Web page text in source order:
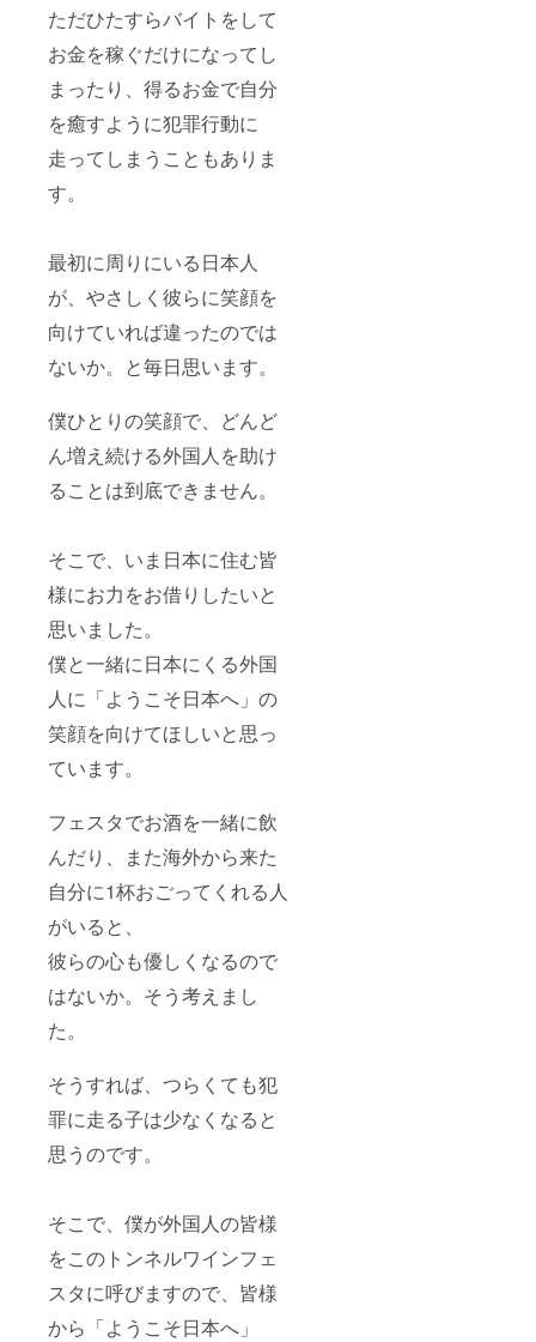
ただひたすらバイトをして
お金を稼ぐだけになってし
まったり、得るお金で自分
を癒すように犯罪行動に
走ってしまうこともありま
す。
最初に周りにいる日本人
が、やさしく彼らに笑顔を
向けていれば違ったのでは
ないか。と毎日思います。
僕ひとりの笑顔で、どんど
ん増え続ける外国人を助け
ることは到底できません。
そこで、いま日本に住む皆
様にお力をお借りしたいと
思いました。
僕と一緒に日本にくる外国
人に「ようこそ日本へ」の
笑顔を向けてほしいと思っ
ています。
フェスタでお酒を一緒に飲
んだり、また海外から来た
自分に1杯おごってくれる人
がいると、
彼らの心も優しくなるので
はないか。そう考えまし
た。
そうすれば、つらくても犯
罪に走る子は少なくなると
思うのです。
そこで、僕が外国人の皆様
をこのトンネルワインフェ
スタに呼びますので、皆様
から「ようこそ日本へ」